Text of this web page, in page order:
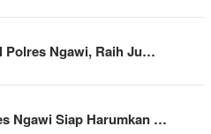
Polres Ngawi, Raih Ju…
Ngawi Siap Harumkan …